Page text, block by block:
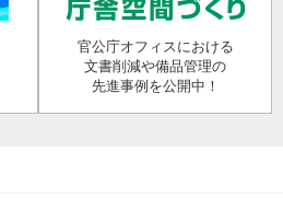
官公庁オフィスにおける
文書削減や備品管理の
先進事例を公開中！